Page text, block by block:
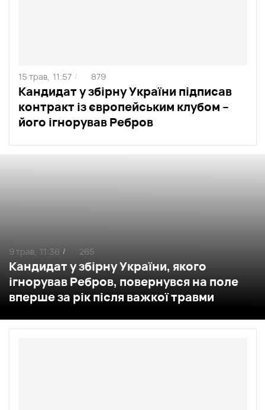
Кандидат у збірну України підписав
контракт із європейським клубом –
його ігнорував Ребров
15 трав, 11:57 / 879
Кандидат у збірну України, якого
ігнорував Ребров, повернувся на поле
вперше за рік після важкої травми
9 трав, 11:36 / 265